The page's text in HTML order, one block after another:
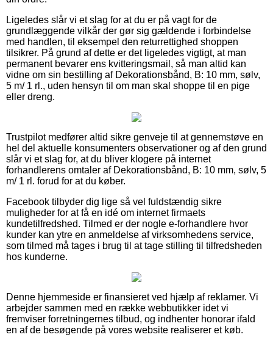
Ligeledes slår vi et slag for at du er på vagt for de
grundlæggende vilkår der gør sig gældende i forbindelse
med handlen, til eksempel den returrettighed shoppen
tilsikrer. På grund af dette er det ligeledes vigtigt, at man
permanent bevarer ens kvitteringsmail, så man altid kan
vidne om sin bestilling af Dekorationsbånd, B: 10 mm, sølv,
5 m/ 1 rl., uden hensyn til om man skal shoppe til en pige
eller dreng.
Trustpilot medfører altid sikre genveje til at gennemstøve en
hel del aktuelle konsumenters observationer og af den grund
slår vi et slag for, at du bliver klogere på internet
forhandlerens omtaler af Dekorationsbånd, B: 10 mm, sølv, 5
m/ 1 rl. forud for at du køber.
Facebook tilbyder dig lige så vel fuldstændig sikre
muligheder for at få en idé om internet firmaets
kundetilfredshed. Tilmed er der nogle e-forhandlere hvor
kunder kan ytre en anmeldelse af virksomhedens service,
som tilmed må tages i brug til at tage stilling til tilfredsheden
hos kunderne.
Denne hjemmeside er finansieret ved hjælp af reklamer. Vi
arbejder sammen med en række webbutikker idet vi
fremviser forretningernes tilbud, og indhenter honorar ifald
en af de besøgende på vores website realiserer et køb.